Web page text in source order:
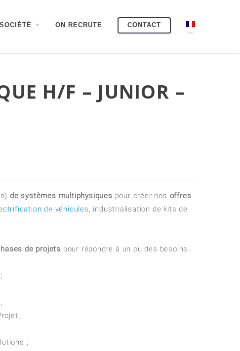
SOCIÉTÉ ON RECRUTE CONTACT
H/F – JUNIOR –
de systèmes multiphysiques pour créer nos offres
de véhicules, industrialisation de kits de
de projets pour répondre à un ou des besoins
;
;